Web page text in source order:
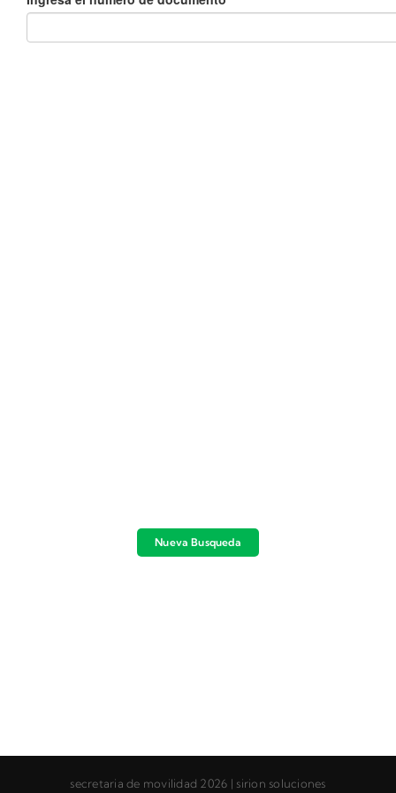
Nueva Busqueda
secretaria de movilidad 2026 | sirion soluciones